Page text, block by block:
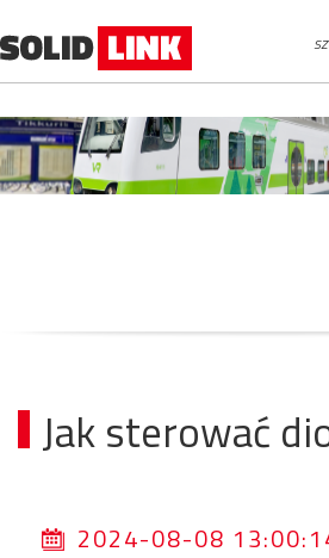
Jak sterować
2024-08-08